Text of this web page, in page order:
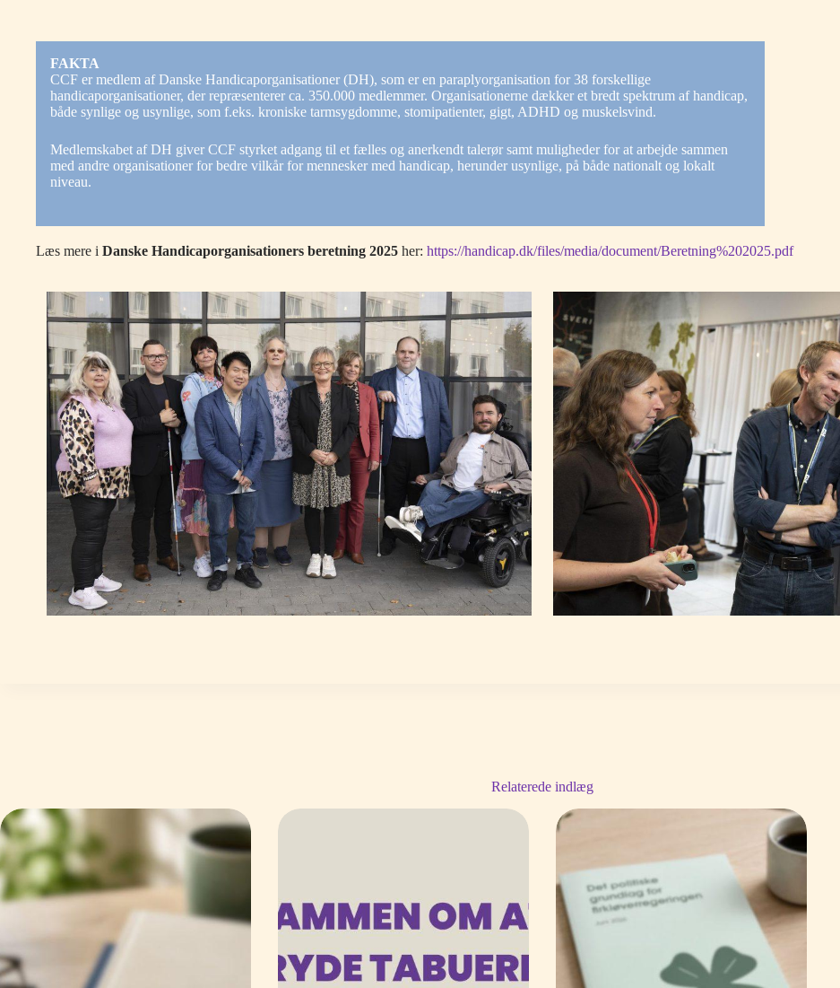
FAKTA
CCF er medlem af Danske Handicaporganisationer (DH), som er en paraplyorganisation for 38 forskellige
handicaporganisationer, der repræsenterer ca. 350.000 medlemmer. Organisationerne dækker et bredt spektrum af handicap,
både synlige og usynlige, som f.eks. kroniske tarmsygdomme, stomipatienter, gigt, ADHD og muskelsvind.
Medlemskabet af DH giver CCF styrket adgang til et fælles og anerkendt talerør samt muligheder for at arbejde sammen
med andre organisationer for bedre vilkår for mennesker med handicap, herunder usynlige, på både nationalt og lokalt
niveau.
Læs mere i Danske Handicaporganisationers beretning 2025 her: https://handicap.dk/files/media/document/Beretning%202025.pdf
Relaterede indlæg